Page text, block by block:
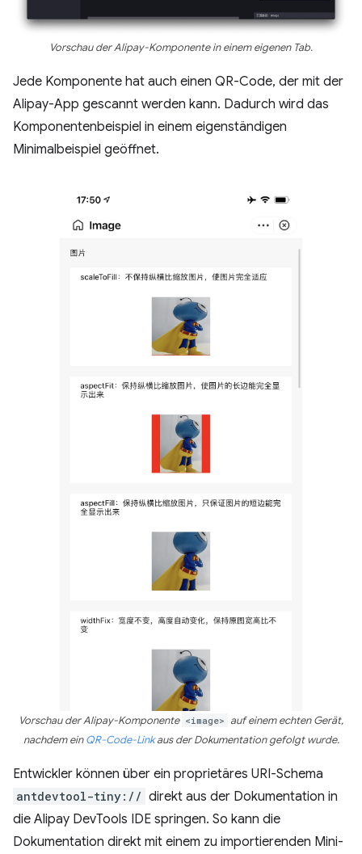
Vorschau der Alipay-Komponente in einem eigenen Tab.
Jede Komponente hat auch einen QR-Code, der mit der
Alipay-App gescannt werden kann. Dadurch wird das
Komponentenbeispiel in einem eigenständigen
Minimalbeispiel geöffnet.
Vorschau der Alipay-Komponente <image> auf einem echten Gerät,
nachdem einQR-Code-Linkaus der Dokumentation gefolgt wurde.
Entwickler können über ein proprietäres URI-Schema
antdevtool-tiny:// direkt aus der Dokumentation in
die Alipay DevTools IDE springen. So kann die
Dokumentation direkt mit einem zu importierenden Mini-